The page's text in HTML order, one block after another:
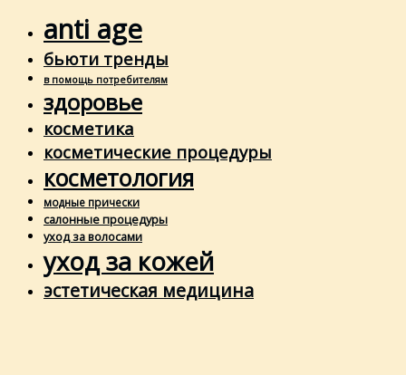
anti age
бьюти тренды
в помощь потребителям
здоровье
косметика
косметические процедуры
косметология
модные прически
салонные процедуры
уход за волосами
уход за кожей
эстетическая медицина